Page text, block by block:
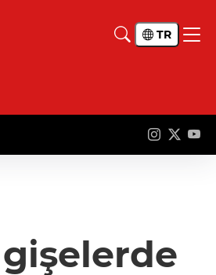
TR